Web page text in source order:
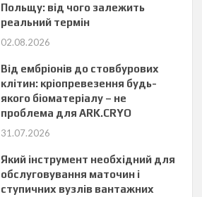
Польщу: від чого залежить
реальний термін
02.08.2026
Від ембріонів до стовбурових
клітин: кріопревезення будь-
якого біоматеріалу – не
проблема для ARK.CRYO
31.07.2026
Який інструмент необхідний для
обслуговування маточин і
ступичних вузлів вантажних